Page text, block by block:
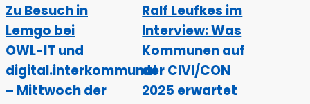
Zu Besuch in
Lemgo bei
OWL-IT und
digital.interkommunal
– Mittwoch der
Ralf Leufkes im
Interview: Was
Kommunen auf
der CIVI/CON
2025 erwartet